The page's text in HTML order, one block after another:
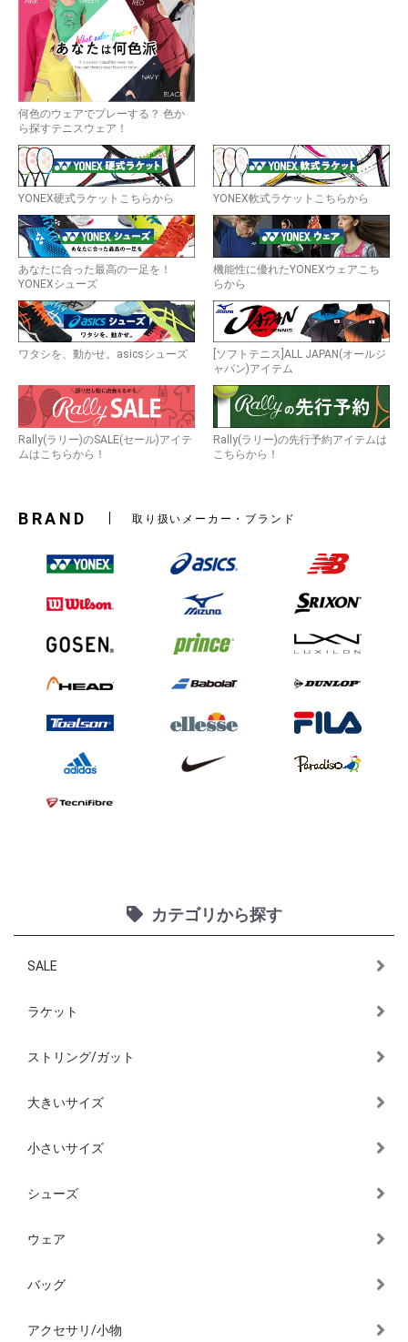
何色のウェアでプレーする？ 色か
ら探すテニスウェア！
YONEX硬式ラケットこちらから YONEX軟式ラケットこちらから
あなたに合った最高の一足を！
YONEXシューズ
機能性に優れたYONEXウェアこち
らから
ワタシを、動かせ。asicsシューズ
[ソフトテニス]ALL JAPAN(オールジ
ャパン)アイテム
Rally(ラリー)のSALE(セール)アイテ
ムはこちらから！
Rally(ラリー)の先行予約アイテムは
こちらから！
BRAND 取り扱いメーカー・ブランド
カテゴリから探す
SALE
ラケット
ストリング/ガット
大きいサイズ
小さいサイズ
シューズ
ウェア
バッグ
アクセサリ/小物